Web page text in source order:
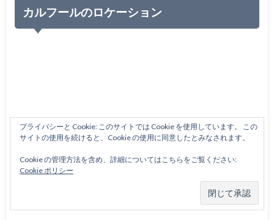
カルフールのロケーション
プライバシーと Cookie: このサイトでは Cookie を使用しています。 この
サイトの使用を続けると、Cookie の使用に同意したとみなされます。
Cookie の管理方法を含め、詳細についてはこちらをご覧ください:
Cookie ポリシー